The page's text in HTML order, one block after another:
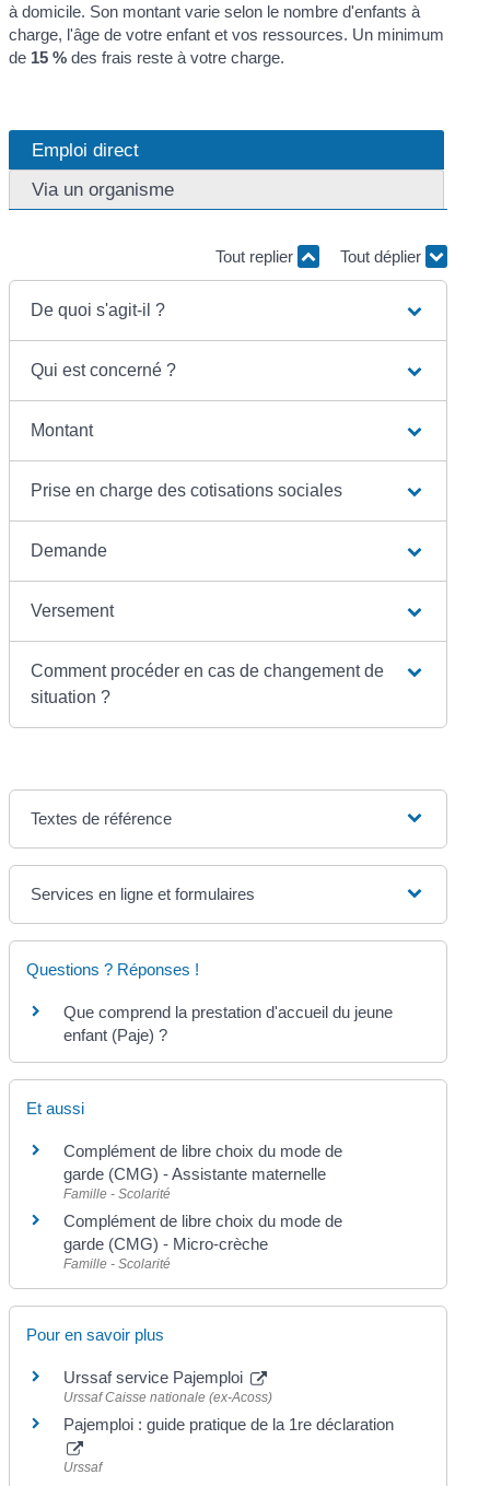
à domicile. Son montant varie selon le nombre d'enfants à
charge, l'âge de votre enfant et vos ressources. Un minimum
de 15 % des frais reste à votre charge.
Emploi direct
Via un organisme
Tout replier Tout déplier
De quoi s'agit-il ?
Qui est concerné ?
Montant
Prise en charge des cotisations sociales
Demande
Versement
Comment procéder en cas de changement de
situation ?
Textes de référence
Services en ligne et formulaires
Questions ? Réponses !
Que comprend la prestation d'accueil du jeune
enfant (Paje) ?
Et aussi
Complément de libre choix du mode de
garde (CMG) - Assistante maternelle
Famille - Scolarité
Complément de libre choix du mode de
garde (CMG) - Micro-crèche
Famille - Scolarité
Pour en savoir plus
Urssaf service Pajemploi
Urssaf Caisse nationale (ex-Acoss)
Pajemploi : guide pratique de la 1re déclaration
Urssaf